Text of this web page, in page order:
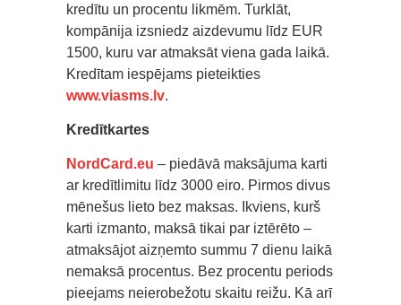
kredītu un procentu likmēm. Turklāt,
kompānija izsniedz aizdevumu līdz EUR
1500, kuru var atmaksāt viena gada laikā.
Kredītam iespējams pieteikties
www.viasms.lv.
Kredītkartes
NordCard.eu – piedāvā maksājuma karti
ar kredītlimitu līdz 3000 eiro. Pirmos divus
mēnešus lieto bez maksas. Ikviens, kurš
karti izmanto, maksā tikai par iztērēto –
atmaksājot aizņemto summu 7 dienu laikā
nemaksā procentus. Bez procentu periods
pieejams neierobežotu skaitu reižu. Kā arī